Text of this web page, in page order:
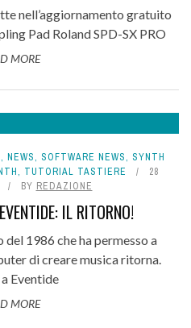
nell’aggiornamento gratuito
Pad Roland SPD-SX PRO
MORE
, NEWS, SOFTWARE NEWS, SYNTH
, TUTORIAL TASTIERE
28
BY REDAZIONE
IL RITORNO!
1986 che ha permesso a
di creare musica ritorna.
Eventide
MORE